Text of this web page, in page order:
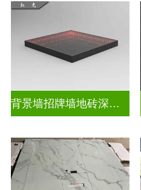
背景墙招牌墙地砖深渊镜